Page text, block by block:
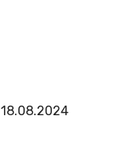
18.08.2024